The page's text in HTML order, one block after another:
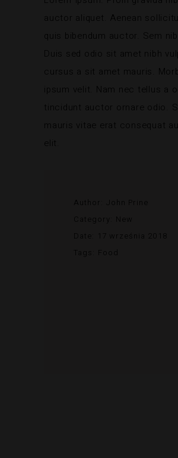
auctor aliquet. Aenean
quis bibendum auctor. Sem
Duis sed odio sit amet nibh
cursus a sit amet mauris.
ipsum velit. Nam nec tellus a
tincidunt auctor ornare odio.
mauris vitae erat consequat
elit.
Author:
John Prine
Category:
New
Date:
17 września 2018
Tags:
Food